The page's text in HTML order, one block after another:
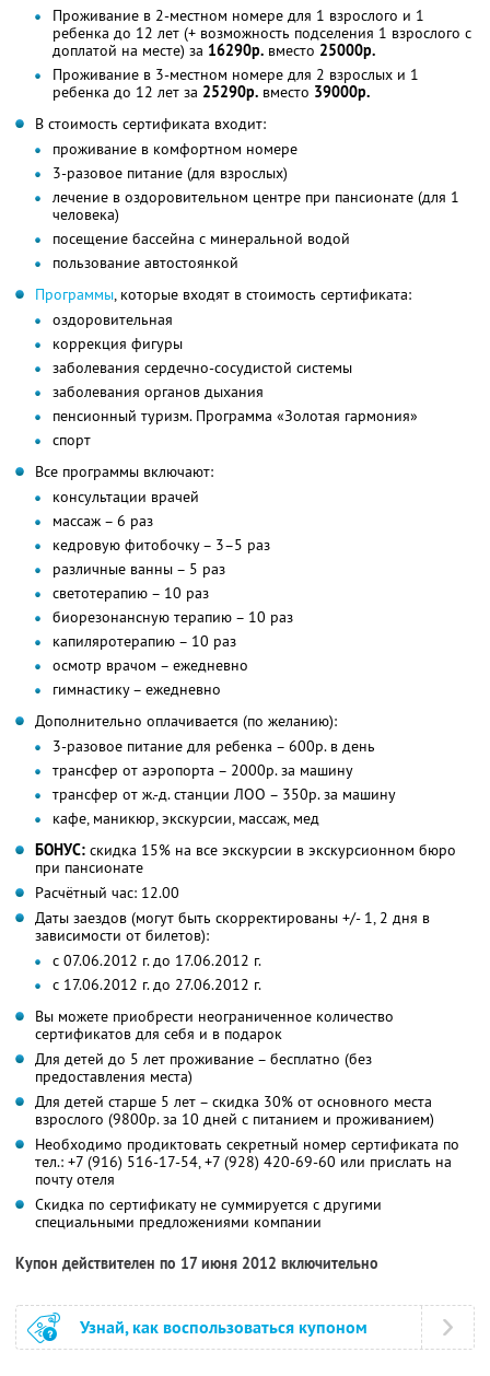
Проживание в 2-местном номере для 1 взрослого и 1
ребенка до 12 лет (+ возможность подселения 1 взрослого с
доплатой на месте) за 16290р. вместо 25000р.
Проживание в 3-местном номере для 2 взрослых и 1
ребенка до 12 лет за 25290р. вместо 39000р.
В стоимость сертификата входит:
проживание в комфортном номере
3-разовое питание (для взрослых)
лечение в оздоровительном центре при пансионате (для 1
человека)
посещение бассейна с минеральной водой
пользование автостоянкой
Программы, которые входят в стоимость сертификата:
оздоровительная
коррекция фигуры
заболевания сердечно-сосудистой системы
заболевания органов дыхания
пенсионный туризм. Программа «Золотая гармония»
спорт
Все программы включают:
консультации врачей
массаж – 6 раз
кедровую фитобочку – 3–5 раз
различные ванны – 5 раз
светотерапию – 10 раз
биорезонансную терапию – 10 раз
капиляротерапию – 10 раз
осмотр врачом – ежедневно
гимнастику – ежедневно
Дополнительно оплачивается (по желанию):
3-разовое питание для ребенка – 600р. в день
трансфер от аэропорта – 2000р. за машину
трансфер от ж.-д. станции ЛОО – 350р. за машину
кафе, маникюр, экскурсии, массаж, мед
БОНУС: скидка 15% на все экскурсии в экскурсионном бюро
при пансионате
Расчётный час: 12.00
Даты заездов (могут быть скорректированы +/- 1, 2 дня в
зависимости от билетов):
с 07.06.2012 г. до 17.06.2012 г.
с 17.06.2012 г. до 27.06.2012 г.
Вы можете приобрести неограниченное количество
сертификатов для себя и в подарок
Для детей до 5 лет проживание – бесплатно (без
предоставления места)
Для детей старше 5 лет – скидка 30% от основного места
взрослого (9800р. за 10 дней с питанием и проживанием)
Необходимо продиктовать секретный номер сертификата по
тел.: +7 (916) 516-17-54, +7 (928) 420-69-60 или прислать на
почту отеля
Скидка по сертификату не суммируется с другими
специальными предложениями компании
Купон действителен по 17 июня 2012 включительно
Узнай, как воспользоваться купоном